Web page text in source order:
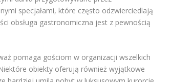
specjałami, które często odzwierciedlają
obsługa gastronomiczna jest z pewnością
pomaga gościom w organizacji wszelkich
obiekty oferują również wyjątkowe